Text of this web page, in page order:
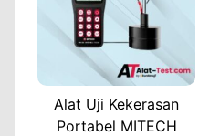
Alat Uji Kekerasan
Portabel MITECH